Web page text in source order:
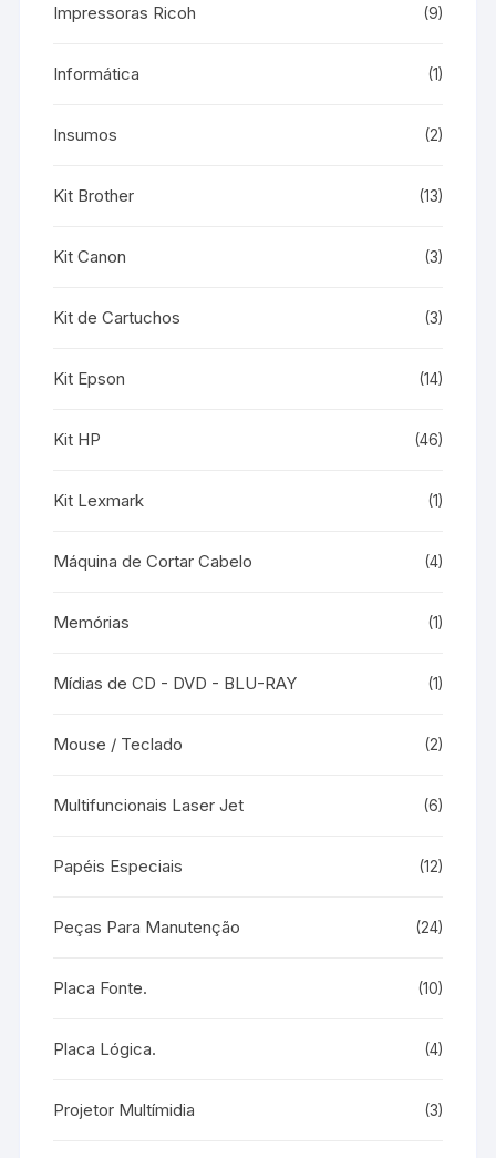
Impressoras Ricoh (9)
Informática (1)
Insumos (2)
Kit Brother (13)
Kit Canon (3)
Kit de Cartuchos (3)
Kit Epson (14)
Kit HP (46)
Kit Lexmark (1)
Máquina de Cortar Cabelo (4)
Memórias (1)
Mídias de CD - DVD - BLU-RAY (1)
Mouse / Teclado (2)
Multifuncionais Laser Jet (6)
Papéis Especiais (12)
Peças Para Manutenção (24)
Placa Fonte. (10)
Placa Lógica. (4)
Projetor Multímidia (3)